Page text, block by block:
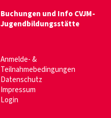
Buchungen und Info CVJM-
Jugendbildungsstätte
Anmelde- &
Teilnahmebedingungen
Datenschutz
Impressum
Login